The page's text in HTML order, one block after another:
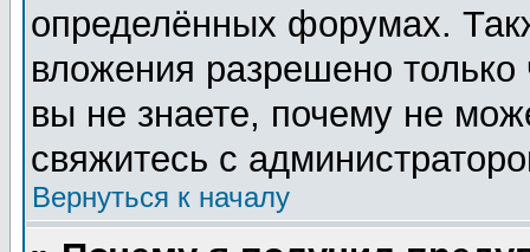
определённых форумах.
вложения разрешено
вы не знаете, почему не
свяжитесь с
Вернуться к началу